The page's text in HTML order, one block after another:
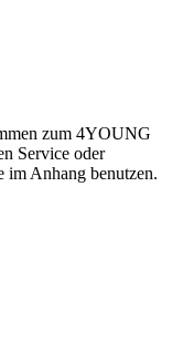
zum 4YOUNG
Service oder
im Anhang benutzen.